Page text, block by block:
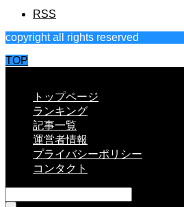
RSS
copyright all rights reserved
TOP
トップページ
ランキング
記事一覧
運営者情報
プライバシーポリシー
コンタクト